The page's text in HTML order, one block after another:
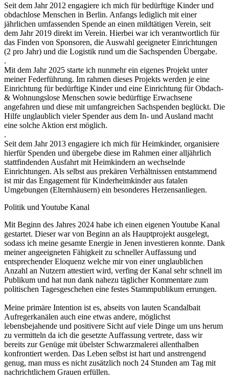
Seit dem Jahr 2012 engagiere ich mich für bedürftige Kinder und
obdachlose Menschen in Berlin. Anfangs lediglich mit einer
jährlichen umfassenden Spende an einen mildtätigen Verein, seit
dem Jahr 2019 direkt im Verein. Hierbei war ich verantwortlich für
das Finden von Sponsoren, die Auswahl geeigneter Einrichtungen
(2 pro Jahr) und die Logistik rund um die Sachspenden Übergabe.
.
Mit dem Jahr 2025 starte ich nunmehr ein eigenes Projekt unter
meiner Federführung. Im rahmen dieses Projekts werden je eine
Einrichtung für bedürftige Kinder und eine Einrichtung für Obdach-
& Wohnungslose Menschen sowie bedürftige Erwachsene
angefahren und diese mit umfangreichen Sachspenden beglückt. Die
Hilfe unglaublich vieler Spender aus dem In- und Ausland macht
eine solche Aktion erst möglich.
.
Seit dem Jahr 2013 engagiere ich mich für Heimkinder, organisiere
hierfür Spenden und übergebe diese im Rahmen einer alljährlich
stattfindenden Ausfahrt mit Heimkindern an wechselnde
Einrichtungen. Als selbst aus prekären Verhältnissen entstammend
ist mir das Engagement für Kinderheimkinder aus fatalen
Umgebungen (Elternhäusern) ein besonderes Herzensanliegen.
Politik und Youtube Kanal
Mit Beginn des Jahres 2024 habe ich einen eigenen Youtube Kanal
gestartet. Dieser war von Beginn an als Hauptprojekt ausgelegt,
sodass ich meine gesamte Energie in Jenen investieren konnte. Dank
meiner angeeigneten Fähigkeit zu schneller Auffassung und
entsprechender Eloquenz welche mir von einer unglaublichen
Anzahl an Nutzern attestiert wird, verfing der Kanal sehr schnell im
Publikum und hat nun dank nahezu täglicher Kommentare zum
politischen Tagesgeschehen eine festes Stammpublikum errungen.
Meine primäre Intention ist es, abseits von lauten Scandalbait
Aufregerkanälen auch eine etwas andere, möglichst
lebensbejahende und positivere Sicht auf viele Dinge um uns herum
zu vermitteln da ich die gesetzte Auffassung vertrete, dass wir
bereits zur Genüge mit übelster Schwarzmalerei allenthalben
konfrontiert werden. Das Leben selbst ist hart und anstrengend
genug, man muss es nicht zusätzlich noch 24 Stunden am Tag mit
nachrichtlichem Grauen erfüllen.